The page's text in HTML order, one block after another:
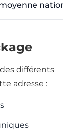
différents
adresse :